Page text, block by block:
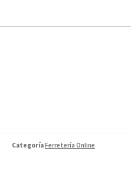
CategoríaFerretería Online